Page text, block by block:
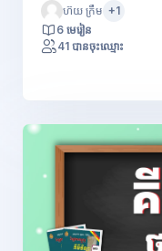
ហ៊យ ក្រឹម +1
6 មេរៀន
41 បានចុះឈ្មោះ